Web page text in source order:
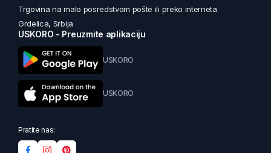
Trgovina na malo posredstvom pošte ili preko interneta
Grdelica, Srbija
USKORO - Preuzmite aplikaciju
USKORO
USKORO
Pratite nas: